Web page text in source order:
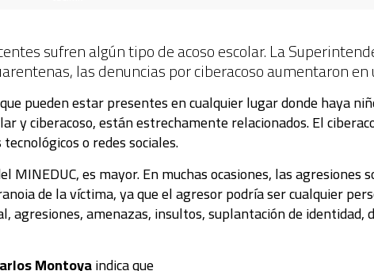
sufren algún tipo de acoso escolar. La
las denuncias por ciberacoso aumentaron en
pueden estar presentes en cualquier lugar donde haya
y ciberacoso, están estrechamente relacionados. El
o redes sociales.
es mayor. En muchas ocasiones, las agresiones
de la víctima, ya que el agresor podría ser cualquier
agresiones, amenazas, insultos, suplantación de identidad,
Montoyaindica que